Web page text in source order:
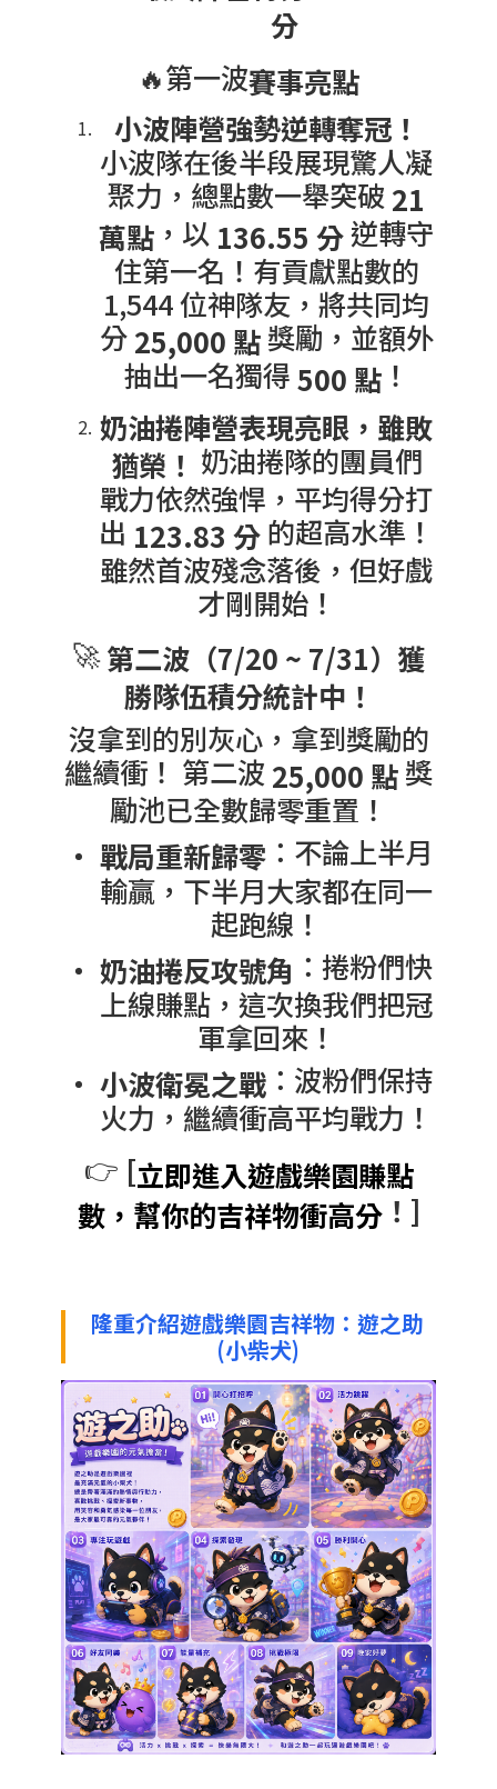
分
🔥第一波賽事亮點
小波陣營強勢逆轉奪冠！
小波隊在後半段展現驚人凝
聚力，總點數一舉突破 21
萬點 ，以 136.55 分逆轉守
住第一名！有貢獻點數的
1,544 位神隊友，將共同均
分25,000 點獎勵，並額外
抽出一名獨得500 點！
奶油捲陣營表現亮眼，雖敗
猶榮！ 奶油捲隊的團員們
戰力依然強悍，平均得分打
出 123.83 分的超高水準！
雖然首波殘念落後，但好戲
才剛開始！
🚀第二波（7/20 ~ 7/31）獲
勝隊伍積分統計中！
沒拿到的別灰心，拿到獎勵的
繼續衝！ 第二波 25,000 點獎
勵池已全數歸零重置！
戰局重新歸零 ：不論上半月
輸贏，下半月大家都在同一
起跑線！
奶油捲反攻號角 ：捲粉們快
上線賺點，這次換我們把冠
軍拿回來！
小波衛冕之戰 ：波粉們保持
火力，繼續衝高平均戰力！
👉 [立即進入遊戲樂園賺點
數，幫你的吉祥物衝高分！]
隆重介紹遊戲樂園吉祥物：遊之助
(小柴犬)